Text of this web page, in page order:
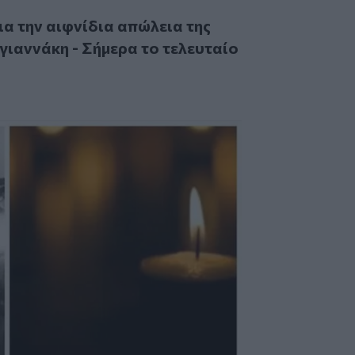
αιφνίδια απώλεια της Μαρίας Αντωνογιαννάκη - Σήμερα το
την αιφνίδια απώλεια της
- Σήμερα το τελευταίο